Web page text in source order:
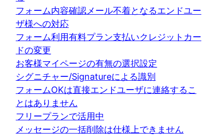
フォーム内容確認メール不着となるエンドユー
ザ様への対応
フォーム利用有料プラン支払いクレジットカー
ドの変更
お客様マイページの有無の選択設定
シグニチャー/Signatureによる識別
フォームOKは直接エンドユーザに連絡するこ
とはありません
フリープランで活用中
メッセージの一括削除は仕様上できません